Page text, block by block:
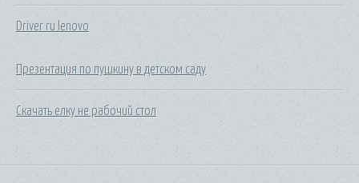
Driver ru lenovo
Презентация по пушкину в детском саду
Скачать елку не рабочий стол